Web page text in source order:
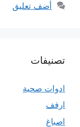
أضف تعليق
تصنيفات
ادوات صحية
ارفف
اصباغ